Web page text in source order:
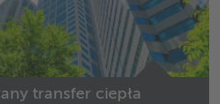
transfer ciepła